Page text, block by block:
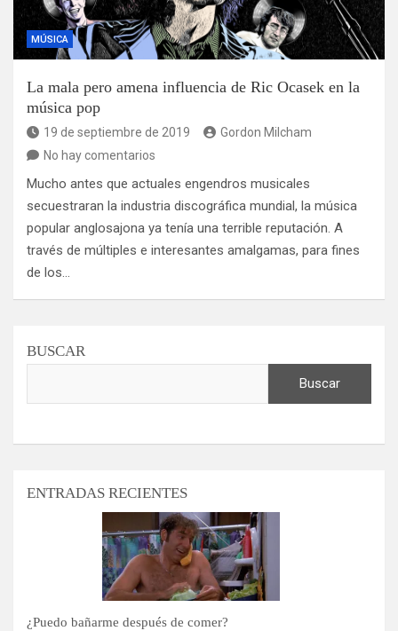
MÚSICA
La mala pero amena influencia de Ric Ocasek en la
música pop
19 de septiembre de 2019
Gordon Milcham
No hay comentarios
Mucho antes que actuales engendros musicales
secuestraran la industria discográfica mundial, la música
popular anglosajona ya tenía una terrible reputación. A
través de múltiples e interesantes amalgamas, para fines
de los…
BUSCAR
Buscar
ENTRADAS RECIENTES
¿Puedo bañarme después de comer?